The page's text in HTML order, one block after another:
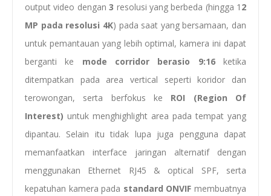
output video dengan3 resolusi yang berbeda (hingga 1 2
MP pada resolusi 4K) pada saat yang bersamaan, dan
untuk pemantauan yang lebih optimal, kamera ini dapat
berganti ke mode corridor berasio 9:16ketika
ditempatkan pada area vertical seperti koridor dan
terowongan, serta berfokus ke ROI (Region Of
Interest) untuk menghighlight area pada tempat yang
dipantau. Selain itu tidak lupa juga pengguna dapat
memanfaatkan interface jaringan alternatif dengan
menggunakan Ethernet RJ45 & optical SPF, serta
kepatuhan kamera pada standard ONVIF membuatnya